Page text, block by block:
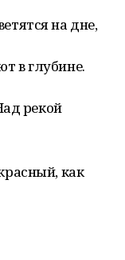
на дне,
в глубине.
рекой
как